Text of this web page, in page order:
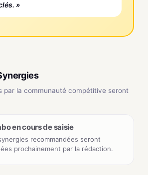
»
par la communauté compétitive seront
en cours de saisie
recommandées seront
prochainement par la rédaction.